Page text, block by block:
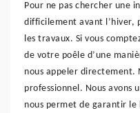
Pour ne pas chercher une
difficilement avant l’hiver,
les travaux. Si vous
de votre poêle d’une
nous appeler directement.
professionnel. Nous avons
nous permet de garantir le